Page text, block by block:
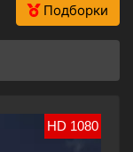
Подборки
HD 1080